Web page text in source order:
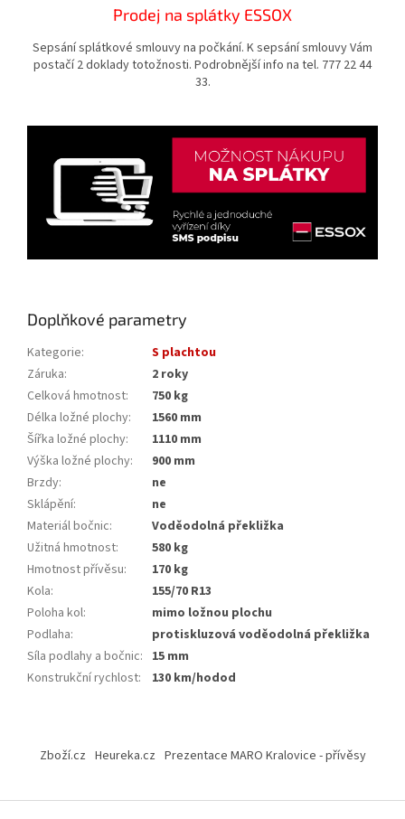
Prodej na splátky ESSOX
Sepsání splátkové smlouvy na počkání. K sepsání smlouvy Vám
postačí 2 doklady totožnosti. Podrobnější info na tel. 777 22 44
33.
Doplňkové parametry
Kategorie:
S plachtou
Záruka:
2 roky
Celková hmotnost:
750 kg
Délka ložné plochy:
1560 mm
Šířka ložné plochy:
1110 mm
Výška ložné plochy:
900 mm
Brzdy:
ne
Sklápění:
ne
Materiál bočnic:
Voděodolná překližka
Užitná hmotnost:
580 kg
Hmotnost přívěsu:
170 kg
Kola:
155/70 R13
Poloha kol:
mimo ložnou plochu
Podlaha:
protiskluzová voděodolná překližka
Síla podlahy a bočnic: 15 mm
Konstrukční rychlost: 130 km/hodod
Zboží.cz Heureka.cz Prezentace MARO Kralovice - přívěsy